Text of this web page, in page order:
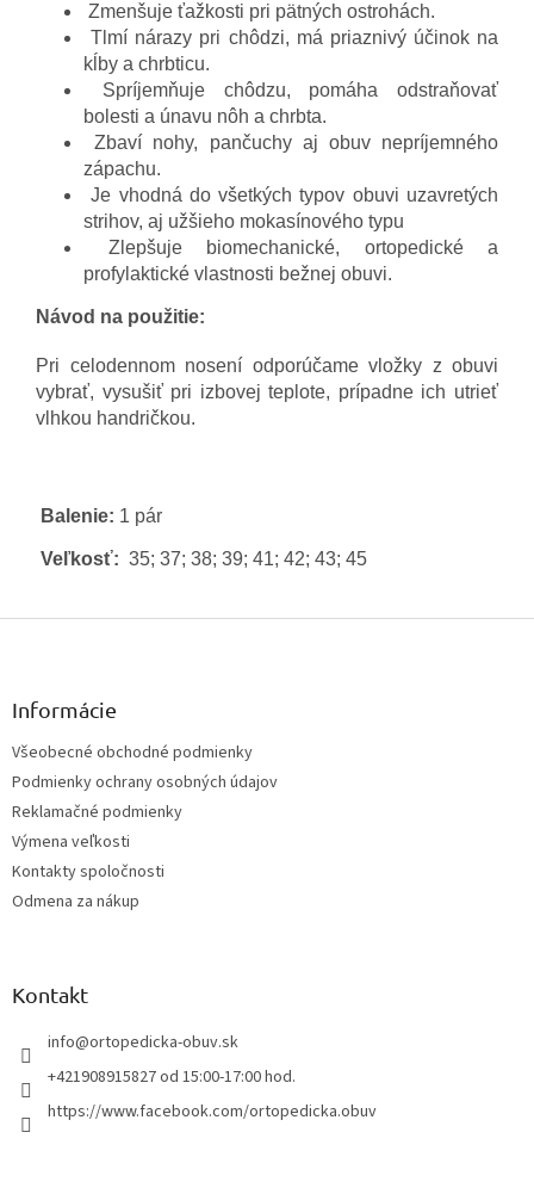
Zmenšuje ťažkosti pri pätných ostrohách.
Tlmí nárazy pri chôdzi, má priaznivý účinok na
kĺby a chrbticu.
Spríjemňuje chôdzu, pomáha odstraňovať
bolesti a únavu nôh a chrbta.
Zbaví nohy, pančuchy aj obuv nepríjemného
zápachu.
Je vhodná do všetkých typov obuvi uzavretých
strihov, aj užšieho mokasínového typu
Zlepšuje biomechanické, ortopedické a
profylaktické vlastnosti bežnej obuvi.
Návod na použitie:
Pri celodennom nosení odporúčame vložky z obuvi
vybrať, vysušiť pri izbovej teplote, prípadne ich utrieť
vlhkou handričkou.
Balenie: 1 pár
Veľkosť: 35; 37; 38; 39; 41; 42; 43; 45
Z
Informácie
Všeobecné obchodné podmienky
Podmienky ochrany osobných údajov
Reklamačné podmienky
Výmena veľkosti
Kontakty spoločnosti
Odmena za nákup
Kontakt
info@ortopedicka-obuv.sk
+421908915827 od 15:00-17:00 hod.
https://www.facebook.com/ortopedicka.obuv